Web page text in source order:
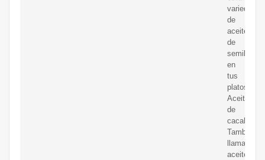
variedad
de
aceite
de
semillas
en
tus
platos.
Aceite
de
cacahuete:
También
llamado
aceite